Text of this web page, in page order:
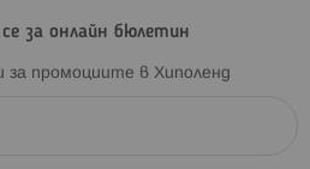
за онлайн бюлетин
за промоциите в Хиполенд